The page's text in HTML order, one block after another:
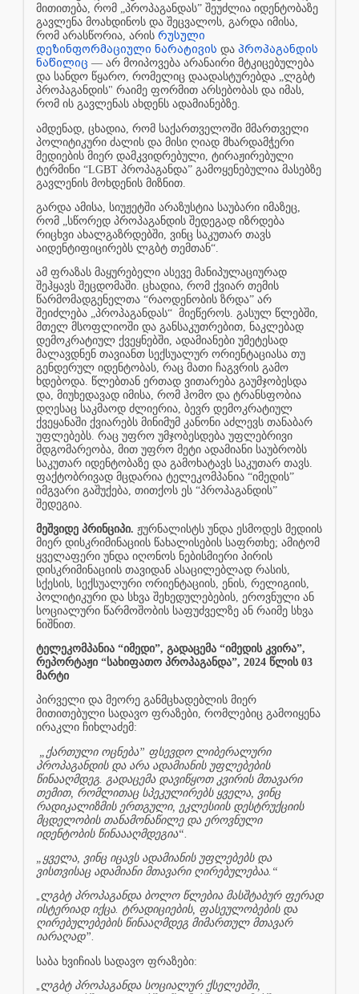
მითითება, რომ „პროპაგანდას” შეუძლია იდენტობაზე
გავლენა მოახდინოს და შეცვალოს, გარდა იმისა,
რომ არასწორია, არის რუსული
დეზინფორმაციული ნარატივის და პროპაგანდის
ნაწილიც — არ მოიპოვება არანაირი მტკიცებულება
და სანდო წყარო, რომელიც დაადასტურებდა „ლგბტ
პროპაგანდის" რაიმე ფორმით არსებობას და იმას,
რომ ის გავლენას ახდენს ადამიანებზე.
ამდენად, ცხადია, რომ საქართველოში მმართველი
პოლიტიკური ძალის და მისი ღიად მხარდამჭერი
მედიების მიერ დამკვიდრებული, ტირაჟირებული
ტერმინი “LGBT პროპაგანდა” გამოყენებულია მასებზე
გავლენის მოხდენის მიზნით.
გარდა ამისა, სიუჟეტში არაზუსტია საუბარი იმაზეც,
რომ „სწორედ პროპაგანდის შედეგად იზრდება
რიცხვი ახალგაზრდებში, ვინც საკუთარ თავს
აიდენტიფიცირებს ლგბტ თემთან“.
ამ ფრაზას მაყურებელი ასევე მანიპულაციურად
შეჰყავს შეცდომაში. ცხადია, რომ ქვიარ თემის
წარმომადგენელთა “რაოდენობის ზრდა” არ
შეიძლება „პროპაგანდას“ მიეწეროს. გასულ წლებში,
მთელ მსოფლიოში და განსაკუთრებით, ნაკლებად
დემოკრატიულ ქვეყნებში, ადამიანები უმეტესად
მალავდნენ თავიანთ სექსუალურ ორიენტაციასა თუ
გენდერულ იდენტობას, რაც მათი ჩაგვრის გამო
ხდებოდა. წლებთან ერთად ვითარება გაუმჯობესდა
და, მიუხედავად იმისა, რომ ჰომო და ტრანსფობია
დღესაც საკმაოდ ძლიერია, ბევრ დემოკრატიულ
ქვეყანაში ქვიარებს მინიმუმ კანონი აძლევს თანაბარ
უფლებებს. რაც უფრო უმჯობესდება უფლებრივი
მდგომარეობა, მით უფრო მეტი ადამიანი საუბრობს
საკუთარ იდენტობაზე და გამოხატავს საკუთარ თავს.
ფაქტობრივად მცდარია ტელეკომპანია “იმედის”
იმგვარი გაშუქება, თითქოს ეს “პროპაგანდის”
შედეგია.
მეშვიდე პრინციპი. ჟურნალისტს უნდა ესმოდეს მედიის
მიერ დისკრიმინაციის წახალისების საფრთხე; ამიტომ
ყველაფერი უნდა იღონოს ნებისმიერი პირის
დისკრიმინაციის თავიდან ასაცილებლად რასის,
სქესის, სექსუალური ორიენტაციის, ენის, რელიგიის,
პოლიტიკური და სხვა შეხედულებების, ეროვნული ან
სოციალური წარმოშობის საფუძველზე ან რაიმე სხვა
ნიშნით.
ტელეკომპანია “იმედი”, გადაცემა “იმედის კვირა”,
რეპორტაჟი “სახიფათო პროპაგანდა”, 2024 წლის 03
მარტი
პირველი და მეორე განმცხადებლის მიერ
მითითებული სადავო ფრაზები, რომლებიც გამოიყენა
ირაკლი ჩიხლაძემ:
„ქართული ოცნება” ფსევდო ლიბერალური
პროპაგანდის და არა ადამიანის უფლებების
წინააღმდეგ. გადაცემა დავიწყოთ კვირის მთავარი
თემით, რომლითაც სპეკულირებს ყველა, ვინც
რადიკალიზმის ერთგული, ეკლესიის დესტრუქციის
მცდელობის თანამონაწილე და ეროვნული
იდენტობის წინაააღმდეგია“.
„ყველა, ვინც იცავს ადამიანის უფლებებს და
ვისთვისაც ადამიანი მთავარი ღირებულებაა.“
ლგბტ პროპაგანდა ბოლო წლებია მასშტაბურ ფერად
ისტერიად იქცა. ტრადიციების, ფასეულობების და
ღირებულებების წინააღმდეგ მიმართულ მთავარ
იარაღად”.
საბა ხვიჩიას სადავო ფრაზები:
ლგბტ პროპაგანდა სოციალურ ქსელებში,